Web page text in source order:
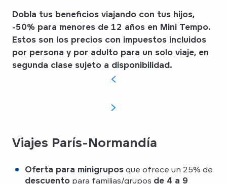
Dobla tus beneficios viajando con tus hijos,
-50% para menores de 12 años en Mini Tempo.
Estos son los precios con impuestos incluidos
por persona y por adulto para un solo viaje, en
segunda clase sujeto a disponibilidad.
Viajes París-Normandía
Oferta para minigruposque ofrece un 25% de
descuentopara familias/grupos de 4 a 9